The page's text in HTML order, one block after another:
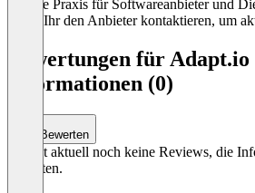
übliche Praxis für Softwareanbieter und
könnt Ihr den Anbieter kontaktieren, um
Bewertungen für
Informationen (0)
Bewerten
Es gibt aktuell noch keine Reviews, die
enthalten.